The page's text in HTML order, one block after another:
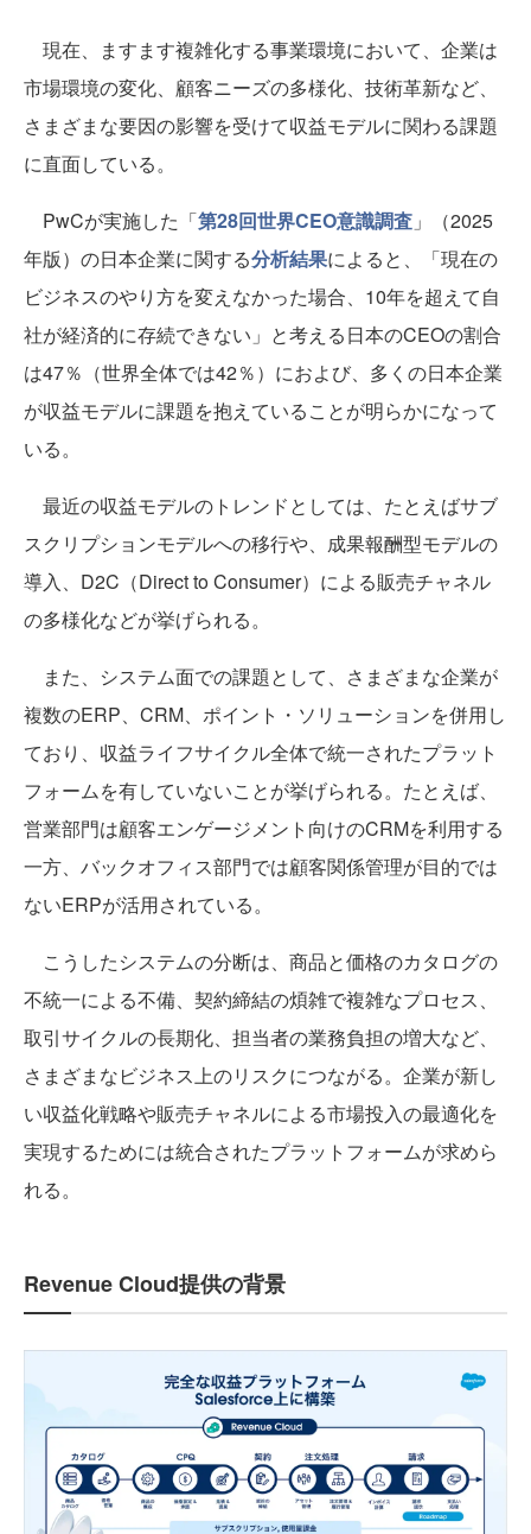
現在、ますます複雑化する事業環境において、企業は
市場環境の変化、顧客ニーズの多様化、技術革新など、
さまざまな要因の影響を受けて収益モデルに関わる課題
に直面している。
PwCが実施した「第28回世界CEO意識調査 」（2025
年版）の日本企業に関する分析結果によると、「現在の
ビジネスのやり方を変えなかった場合、10年を超えて自
社が経済的に存続できない」と考える日本のCEOの割合
は47％（世界全体では42％）におよび、多くの日本企業
が収益モデルに課題を抱えていることが明らかになって
いる。
最近の収益モデルのトレンドとしては、たとえばサブ
スクリプションモデルへの移行や、成果報酬型モデルの
導入、D2C（Direct to Consumer）による販売チャネル
の多様化などが挙げられる。
また、システム面での課題として、さまざまな企業が
複数のERP、CRM、ポイント・ソリューションを併用し
ており、収益ライフサイクル全体で統一されたプラット
フォームを有していないことが挙げられる。たとえば、
営業部門は顧客エンゲージメント向けのCRMを利用する
一方、バックオフィス部門では顧客関係管理が目的では
ないERPが活用されている。
こうしたシステムの分断は、商品と価格のカタログの
不統一による不備、契約締結の煩雑で複雑なプロセス、
取引サイクルの長期化、担当者の業務負担の増大など、
さまざまなビジネス上のリスクにつながる。企業が新し
い収益化戦略や販売チャネルによる市場投入の最適化を
実現するためには統合されたプラットフォームが求めら
れる。
Revenue Cloud提供の背景